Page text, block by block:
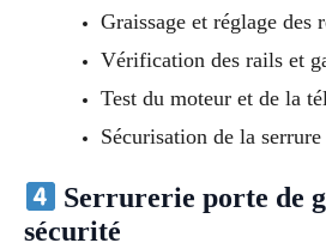
Graissage et réglage des
Vérification des rails et
Test du moteur et de la
Sécurisation de la serrure
Serrurerie porte de
sécurité